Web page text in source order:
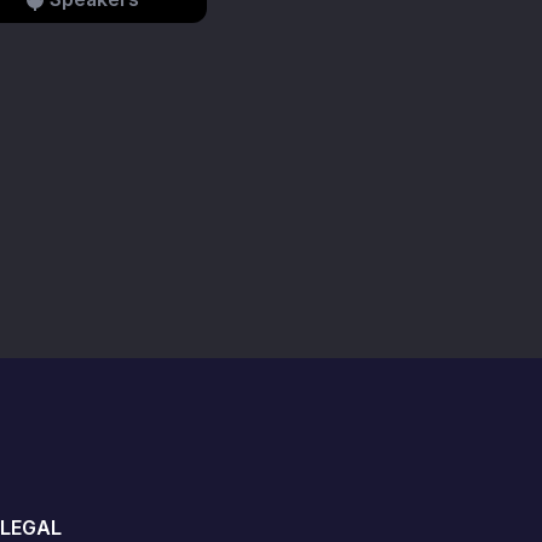
LEGAL